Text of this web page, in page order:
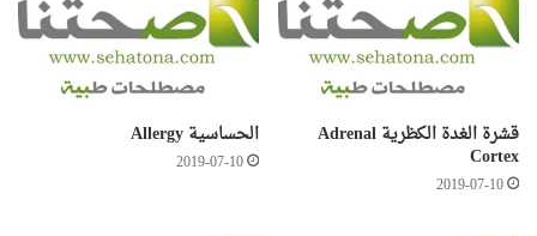
قشرة الغدة الكظرية Adrenal
Cortex
2019-07-10
الحساسية Allergy
2019-07-10